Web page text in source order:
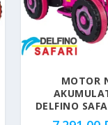
MOTOR
DELFINO